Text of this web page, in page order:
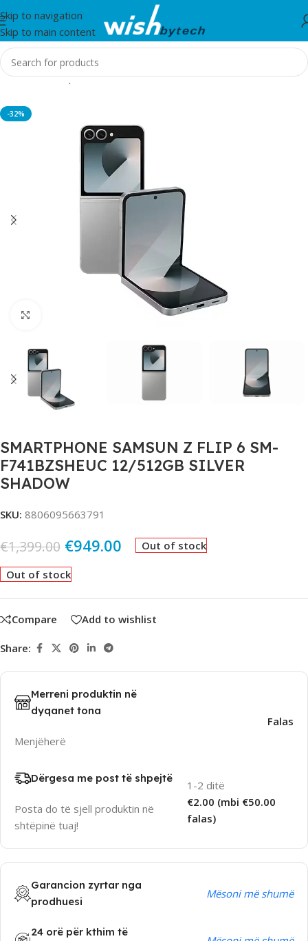
Skip to navigation
Skip to main content
Home/Smartphones
-32%
SMARTPHONE SAMSUN Z FLIP 6 SM-
F741BZSHEUC 12/512GB SILVER
SHADOW
SKU: 8806095663791
€1,399.00 €949.00 Out of stock
Out of stock
Compare Add to wishlist
Share:
Merreni produktin në
dyqanet tona
Menjëherë
Falas
Dërgesa me post të shpejtë
Posta do të sjell produktin në
shtëpinë tuaj!
1-2 ditë
€2.00 (mbi €50.00
falas)
Garancion zyrtar nga
prodhuesi
Mësoni më shumë
24 orë për kthim të